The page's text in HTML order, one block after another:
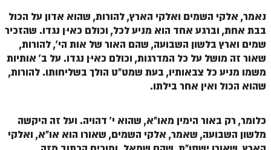
הזוהר הקדוש ויגש מתחילים
הזוהר הקדוש ויחי מתחילים
ספר הזוהר – שמות
הזוהר הקדוש שמות מתחילים
נאמר, אלקי השמים ואלקי הארץ, להורות, שהוא אדון על הכול
בבת אחת, וברגע אחד הוא מניע לכל, וכולם כאיִן נגדו. שהזכיר
שמים וארץ בלשון השבועה, שהם האור של אות הי', להורות,
שאור זה מושל על כל המדרגות, וכולם כאיִן נגדו. על ב' אותיות
משמו מניע כל צבאותיו, בעת שמט"ט הולך בשליחותו. להורות,
שהוא הכול ואין אחר בילתו.
כלומר, רק באור הימין מאו"א, שהוא י' דהויה. ועל זה היקשה
מלשון השבועה, שאמר, אלקי השמים, שאורו הוא או"א, ואלקי